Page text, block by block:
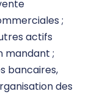
;
actifs
mandant ;
bancaires,
des